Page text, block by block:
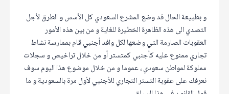
و بطبيعة الحال قد وضع المشرع السعودي كل الأسس و الطرق لأجل
التصدي الى هذه الظاهرة الخطيرة للغاية و من بين هذه الأمور
العقوبات الصارمة التي وضعها لكل وافد أجنبي قام بممارسة نشاط
تجاري ممنوع عليه كأجنبي كمتستر أو من خلال تراخيص و سجلات
مملوكة لمواطن سعودي ، عموما و من خلال موضوع هذا اليوم سوف
نعرفك على عقوبة التستر التجاري للأجنبي لأول مرة بالسعودية و ما